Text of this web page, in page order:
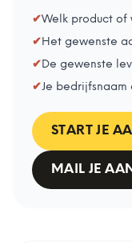
✔Welk product of
✔Het gewenste
✔De gewenste
✔Je
START JE
MAIL JE